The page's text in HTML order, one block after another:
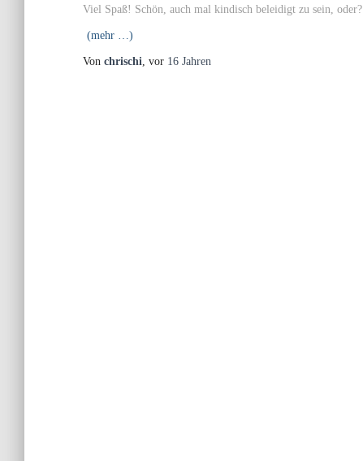
Viel Spaß! Schön, auch mal kindisch beleidigt zu sein, oder?
(mehr …)
Von chrischi, vor 16 Jahren